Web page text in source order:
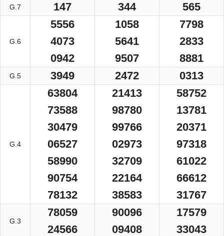
G.7 147 344 565
G.6
5556
4073
0942
1058
5641
9507
7798
2833
8881
G.5 3949 2472 0313
G.4
63804
73588
30479
06527
58990
90754
78132
21413
98780
99766
02973
32709
22164
38583
58752
13781
20371
97318
61022
66612
31767
G.3
78059
24566
90096
09408
17579
33043